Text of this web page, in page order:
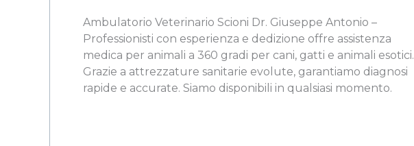
Ambulatorio Veterinario Scioni Dr. Giuseppe Antonio –
Professionisti con esperienza e dedizione offre assistenza
medica per animali a 360 gradi per cani, gatti e animali esotici.
Grazie a attrezzature sanitarie evolute, garantiamo diagnosi
rapide e accurate. Siamo disponibili in qualsiasi momento.